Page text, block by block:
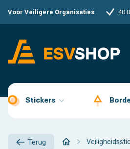
Voor Veiligere Organisaties
Stickers
Terug